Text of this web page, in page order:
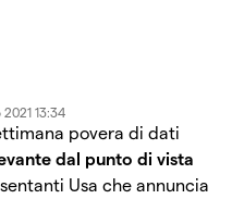
13:34
povera di dati
dal punto di vista
Usa che annuncia